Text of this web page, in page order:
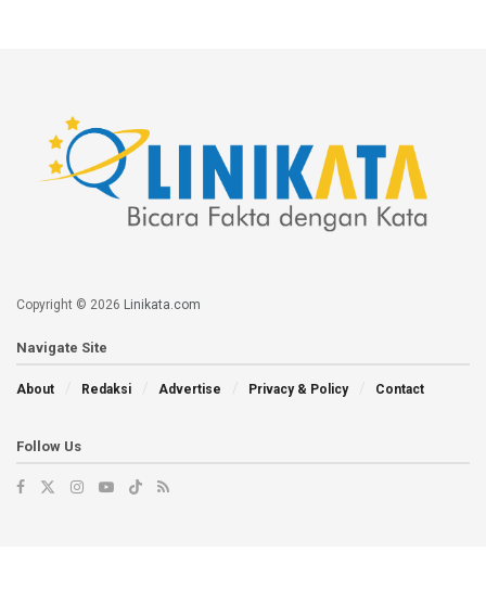
Copyright © 2026 Linikata.com
Navigate Site
About Redaksi Advertise Privacy & Policy Contact
Follow Us